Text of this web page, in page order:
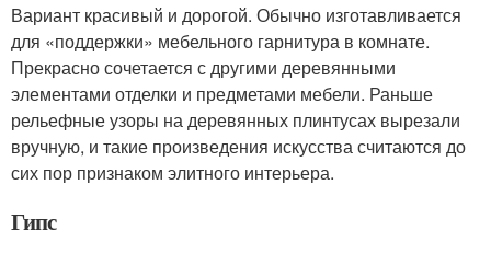
Вариант красивый и дорогой. Обычно изготавливается
для «поддержки» мебельного гарнитура в комнате.
Прекрасно сочетается с другими деревянными
элементами отделки и предметами мебели. Раньше
рельефные узоры на деревянных плинтусах вырезали
вручную, и такие произведения искусства считаются до
сих пор признаком элитного интерьера.
Гипс